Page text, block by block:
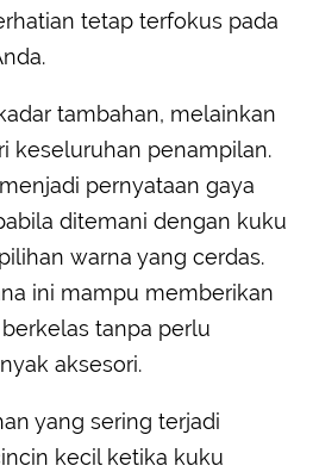
tetap terfokus pada
tambahan, melainkan
keseluruhan penampilan.
pernyataan gaya
ditemani dengan kuku
warna yang cerdas.
ini mampu memberikan
tanpa perlu
aksesori.
yang sering terjadi
kecil ketika kuku